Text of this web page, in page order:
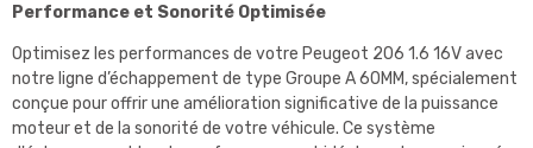
Performance et Sonorité Optimisée
Optimisez les performances de votre Peugeot 206 1.6 16V avec
notre ligne d’échappement de type Groupe A 60MM, spécialement
conçue pour offrir une amélioration significative de la puissance
moteur et de la sonorité de votre véhicule. Ce système